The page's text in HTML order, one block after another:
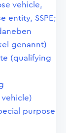
vehicle,
entity, SSPE;
genannt)
(qualifying
purpose